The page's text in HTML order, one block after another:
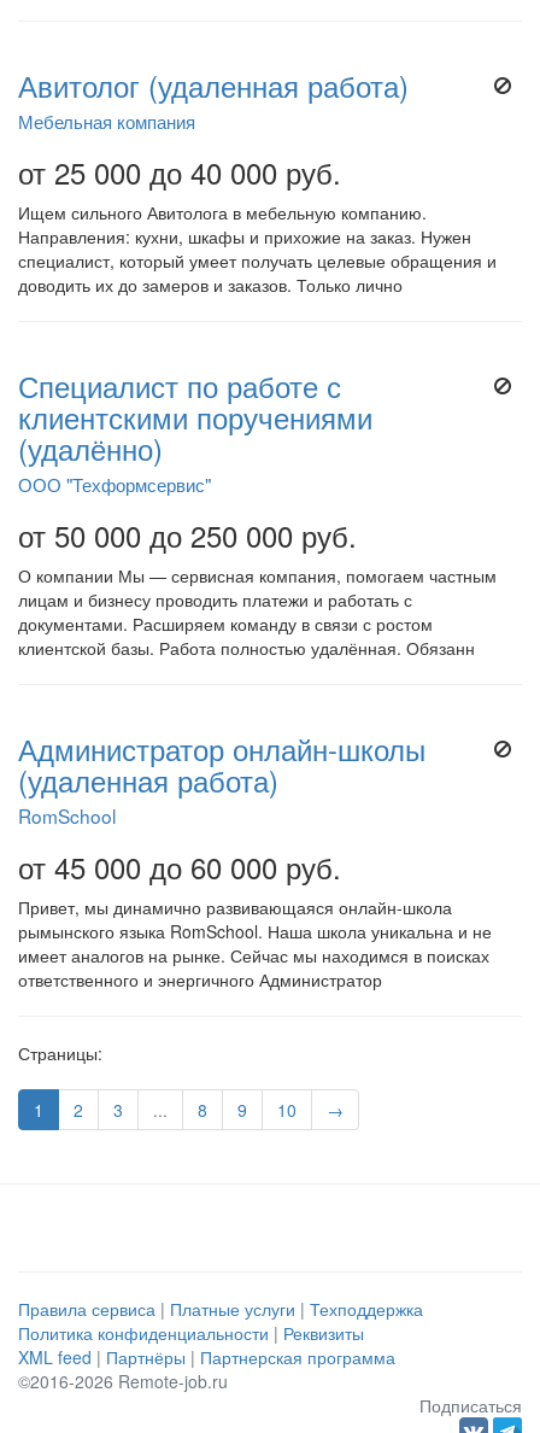
Авитолог (удаленная работа)
Мебельная компания
от 25 000 до 40 000 руб.
Ищем сильного Авитолога в мебельную компанию.
Направления: кухни, шкафы и прихожие на заказ. Нужен
специалист, который умеет получать целевые обращения и
доводить их до замеров и заказов. Только лично
Специалист по работе с
клиентскими поручениями
(удалённо)
ООО "Техформсервис"
от 50 000 до 250 000 руб.
О компании Мы — сервисная компания, помогаем частным
лицам и бизнесу проводить платежи и работать с
документами. Расширяем команду в связи с ростом
клиентской базы. Работа полностью удалённая. Обязанн
Администратор онлайн-школы
(удаленная работа)
RomSchool
от 45 000 до 60 000 руб.
Привет, мы динамично развивающаяся онлайн-школа
рымынского языка RomSchool. Наша школа уникальна и не
имеет аналогов на рынке. Сейчас мы находимся в поисках
ответственного и энергичного Администратор
Страницы:
1 2 3 ... 8 9 10 →
Правила сервиса | Платные услуги | Техподдержка
Политика конфиденциальности | Реквизиты
XML feed | Партнёры | Партнерская программа
©2016-2026 Remote-job.ru
Подписаться